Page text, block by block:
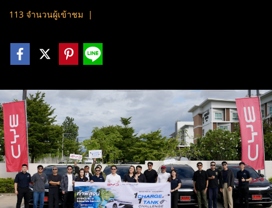
113 จำนวนผู้เข้าชม |